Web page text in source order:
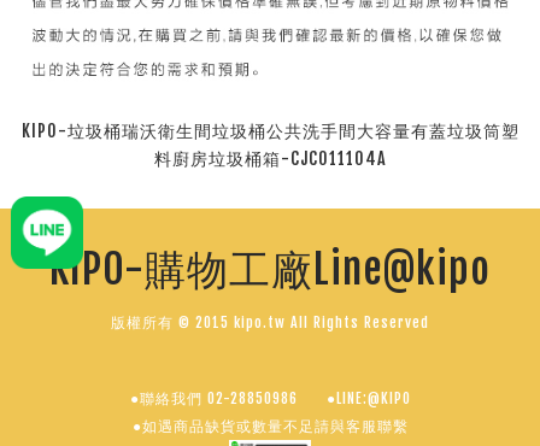
KIPO-垃圾桶瑞沃衛生間垃圾桶公共洗手間大容量有蓋垃圾筒塑
料廚房垃圾桶箱-CJC011104A
KIPO-購物工廠Line@kipo
版權所有 © 2015 kipo.tw All Rights Reserved
●聯絡我們 02-28850986
●LINE:@KIPO
●如遇商品缺貨或數量不足請與客服聯繫